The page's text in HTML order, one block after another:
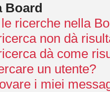
Board
ricerche nella
non dà
dà come
un utente?
i miei